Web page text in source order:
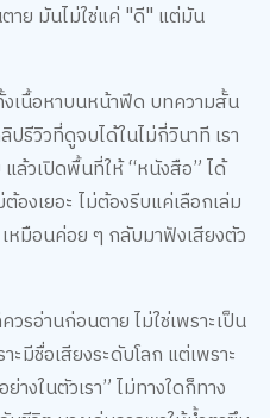
าย มันไม่ใช่แค่ "ดี" แต่มัน
งเนื้อหาบนหน้าฟีด บทความสั้น
รีวิวที่ดูจบได้ในไม่กี่วินาที เรา
ล้วเปิดพื้นที่ให้ “หนังสือ” ได้
งเยอะ ไม่ต้องรีบแค่เลือกเล่ม
หมือนค่อย ๆ กลับมาฟังเสียงตัว
รอ่านก่อนตาย ไม่ใช่เพราะเป็น
มีชื่อเสียงระดับโลก แต่เพราะ
างในตัวเรา” ไม่ทางใดก็ทาง